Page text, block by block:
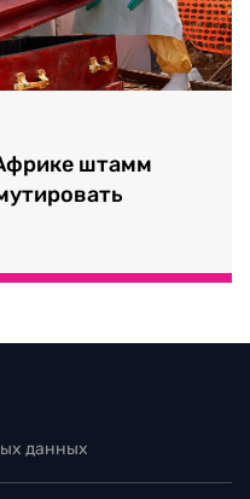
штамм
данных